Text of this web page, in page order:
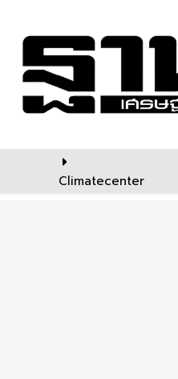
Climatecenter